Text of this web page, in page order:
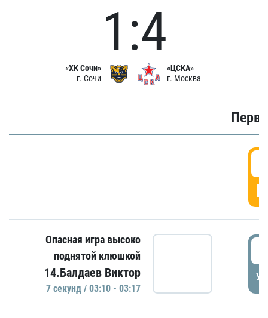
«ХК Сочи»
г. Сочи
1:4
«ЦСКА»
г. Москва
Опасная игра высоко
поднятой клюшкой
14.Балдаев Виктор
7 секунд / 03:10 - 03:17